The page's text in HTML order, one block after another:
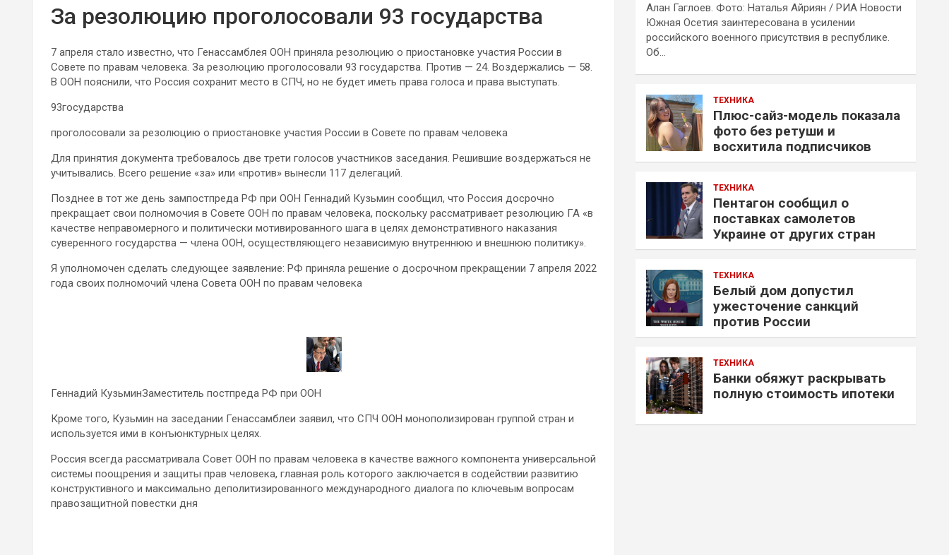
За резолюцию проголосовали 93 государства
7 апреля стало известно, что Генассамблея ООН приняла резолюцию о приостановке участия России в
Совете по правам человека. За резолюцию проголосовали 93 государства. Против — 24. Воздержались — 58.
В ООН пояснили, что Россия сохранит место в СПЧ, но не будет иметь права голоса и права выступать.
93государства
проголосовали за резолюцию о приостановке участия России в Совете по правам человека
Для принятия документа требовалось две трети голосов участников заседания. Решившие воздержаться не
учитывались. Всего решение «за» или «против» вынесли 117 делегаций.
Позднее в тот же день зампостпреда РФ при ООН Геннадий Кузьмин сообщил, что Россия досрочно
прекращает свои полномочия в Совете ООН по правам человека, поскольку рассматривает резолюцию ГА «в
качестве неправомерного и политически мотивированного шага в целях демонстративного наказания
суверенного государства — члена ООН, осуществляющего независимую внутреннюю и внешнюю политику».
Я уполномочен сделать следующее заявление: РФ приняла решение о досрочном прекращении 7 апреля 2022
года своих полномочий члена Совета ООН по правам человека
Геннадий КузьминЗаместитель постпреда РФ при ООН
Кроме того, Кузьмин на заседании Генассамблеи заявил, что СПЧ ООН монополизирован группой стран и
используется ими в конъюнктурных целях.
Россия всегда рассматривала Совет ООН по правам человека в качестве важного компонента универсальной
системы поощрения и защиты прав человека, главная роль которого заключается в содействии развитию
конструктивного и максимально деполитизированного международного диалога по ключевым вопросам
правозащитной повестки дня
Алан Гаглоев. Фото: Наталья Айриян / РИА Новости
Южная Осетия заинтересована в усилении
российского военного присутствия в республике.
Об…
ТЕХНИКА
Плюс-сайз-модель показала
фото без ретуши и
восхитила подписчиков
ТЕХНИКА
Пентагон сообщил о
поставках самолетов
Украине от других стран
ТЕХНИКА
Белый дом допустил
ужесточение санкций
против России
ТЕХНИКА
Банки обяжут раскрывать
полную стоимость ипотеки